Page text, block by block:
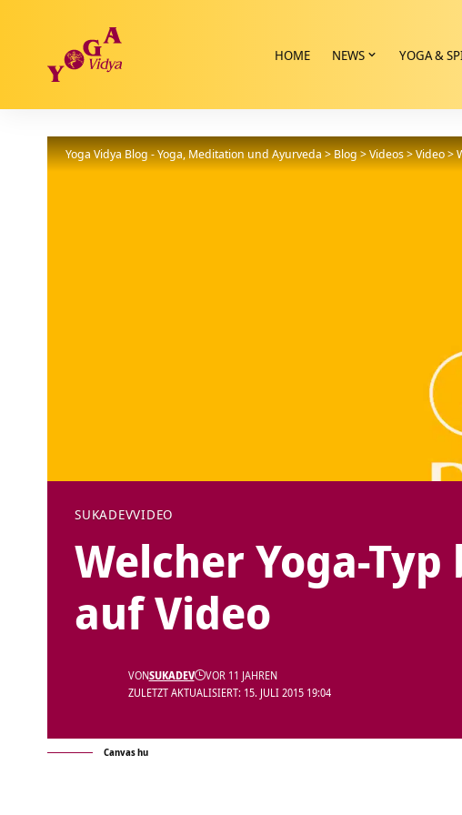
HOME NEWS YOGA &
Yoga Vidya Blog - Yoga, Meditation und Ayurveda>Blog>Videos>Video>
SUKADEVVIDEO
Welcher Yoga-
auf Video
ZULETZT AKTUALISIERT: 15. JULI 2015 19:04
VONSUKADEV VOR 11 JAHREN
Canvas hu